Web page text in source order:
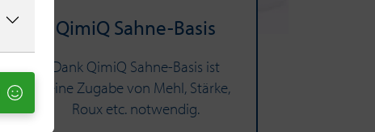
QimiQ Sahne-​Basis
Dank QimiQ Sahne-Basis ist
keine Zugabe von Mehl, Stärke,
Roux etc. notwendig.